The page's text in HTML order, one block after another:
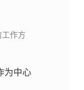
作方
为中心